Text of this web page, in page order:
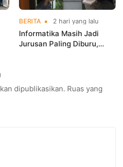
BERITA 2 hari yang lalu
Informatika Masih Jadi
Jurusan Paling Diburu,
dipublikasikan. Ruas yang